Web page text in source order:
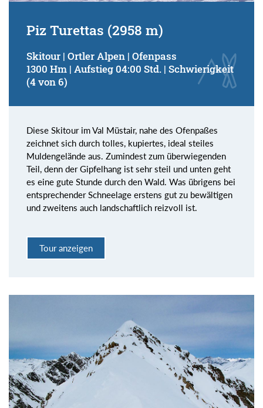
Piz Turettas (2958 m)
Skitour | Ortler Alpen | Ofenpass
1300 Hm | Aufstieg 04:00 Std. | Schwierigkeit
(4 von 6)
Diese Skitour im Val Müstair, nahe des Ofenpaßes
zeichnet sich durch tolles, kupiertes, ideal steiles
Muldengelände aus. Zumindest zum überwiegenden
Teil, denn der Gipfelhang ist sehr steil und unten geht
es eine gute Stunde durch den Wald. Was übrigens bei
entsprechender Schneelage erstens gut zu bewältigen
und zweitens auch landschaftlich reizvoll ist.
Tour anzeigen